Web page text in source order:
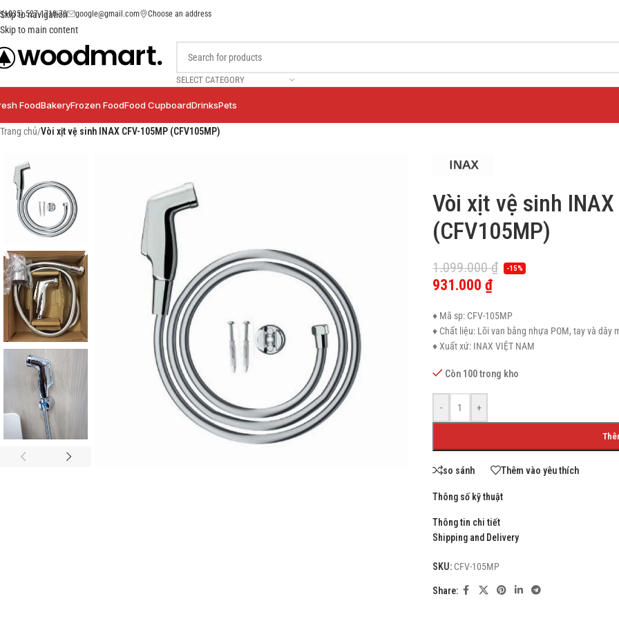
Skip to navigation
Skip to main content
(+035) 527-1710-70 google@gmail.com Choose an address
SELECT CATEGORY
FoodBakeryFrozen FoodFood CupboardDrinksPets
Filters area
Hidden sidebar
No page heading
Small categories menu
Products list view
With background
Category description
Header overlap
Trang chủ/Vòi xịt vệ sinh INAX CFV-105MP (CFV105MP)
Vòi xịt vệ sinh INAX
(CFV105MP)
1.099.000₫ -15%
931.000 ₫
♦ Mã sp: CFV-105MP
♦ Chất liệu: Lõi van bằng nhựa POM, tay và dây
♦ Xuất xứ: INAX VIỆT NAM
Còn 100 trong kho
- +
so sánh Thêm vào yêu thích
Thông số kỹ thuật
Thông tin chi tiết
Shipping and Delivery
SKU: CFV-105MP
Share: